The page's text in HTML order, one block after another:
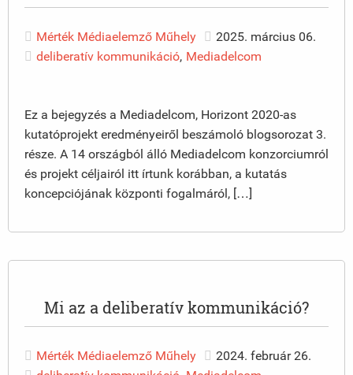
Mérték Médiaelemző Műhely
2025. március 06.
deliberatív kommunikáció, Mediadelcom
Ez a bejegyzés a Mediadelcom, Horizont 2020-as
kutatóprojekt eredményeiről beszámoló blogsorozat 3.
része. A 14 országból álló Mediadelcom konzorciumról
és projekt céljairól itt írtunk korábban, a kutatás
koncepciójának központi fogalmáról, […]
Mi az a deliberatív kommunikáció?
Mérték Médiaelemző Műhely
2024. február 26.